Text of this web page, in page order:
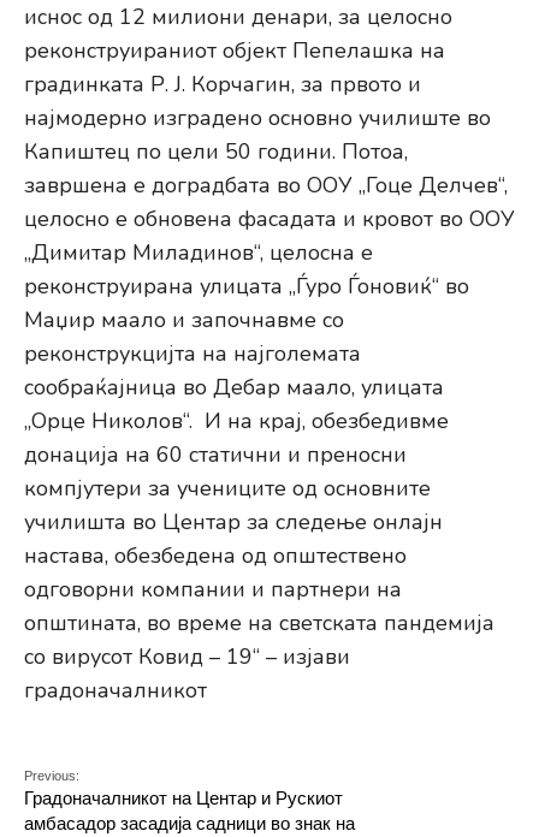
иснос од 12 милиони денари, за целосно
реконструираниот објект Пепелашка на
градинката Р. Ј. Корчагин, за првото и
најмодерно изградено основно училиште во
Капиштец по цели 50 години. Потоа,
завршена е доградбата во ООУ „Гоце Делчев“,
целосно е обновена фасадата и кровот во ООУ
„Димитар Миладинов“, целосна е
реконструирана улицата „Ѓуро Ѓоновиќ“ во
Маџир маало и започнавме со
реконструкцијта на најголемата
сообраќајница во Дебар маало, улицата
„Орце Николов“. И на крај, обезбедивме
донација на 60 статични и преносни
компјутери за учениците од основните
училишта во Центар за следење онлајн
настава, обезбедена од општествено
одговорни компании и партнери на
општината, во време на светската пандемија
со вирусот Ковид – 19“ – изјави
градоначалникот
Previous:
Градоначалникот на Центар и Рускиот
амбасадор засадија садници во знак на